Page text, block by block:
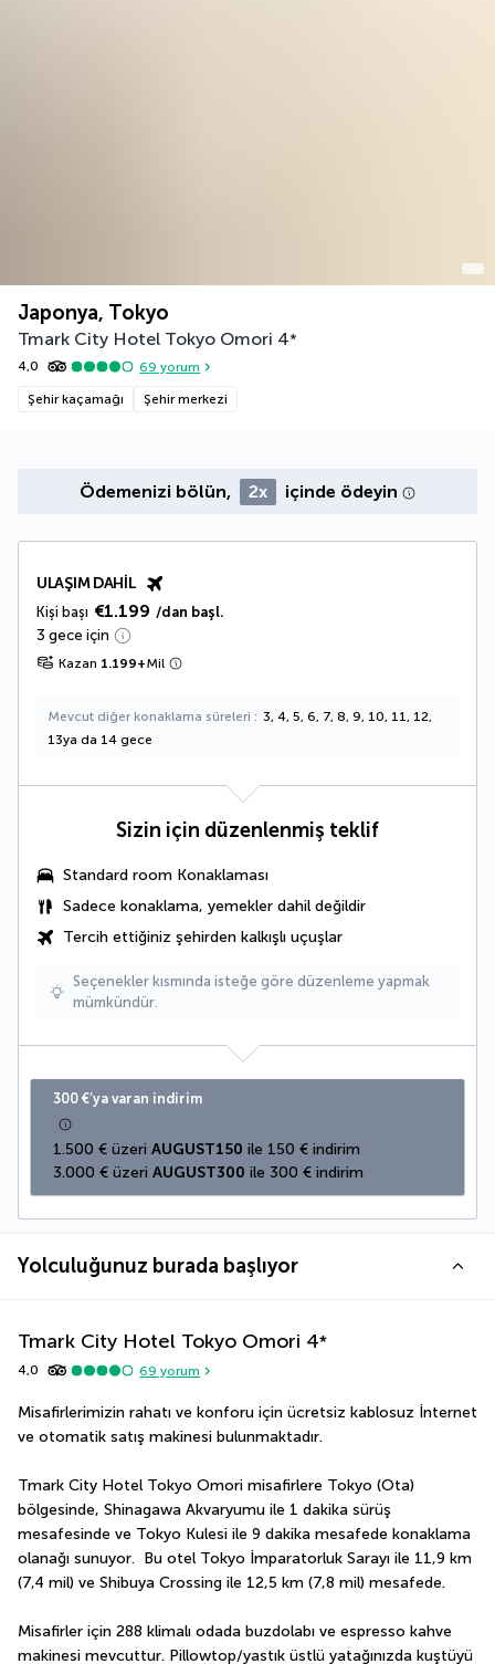
Japonya, Tokyo
Tmark City Hotel Tokyo Omori 4*
4,0 69 yorum
Şehir kaçamağı Şehir merkezi
Ödemenizi bölün, 2x içinde ödeyin
ULAŞIM DAHIL
Kişi başı €1.199 /dan başl.
3 gece için
Kazan 1.199+Mil
Mevcut diğer konaklama süreleri
3, 4, 5, 6, 7, 8, 9, 10, 11, 12,
13ya da 14 gece
Sizin için düzenlenmiş teklif
Standard room Konaklaması
Sadece konaklama, yemekler dahil değildir
Tercih ettiğiniz şehirden kalkışlı uçuşlar
Seçenekler kısmında isteğe göre düzenleme yapmak
mümkündür.
300 €’ya varan indirim
1.500 € üzeri AUGUST150 ile 150 € indirim
3.000 € üzeri AUGUST300 ile 300 € indirim
Yolculuğunuz burada başlıyor
Tmark City Hotel Tokyo Omori 4*
4,0 69 yorum
Misafirlerimizin rahatı ve konforu için ücretsiz kablosuz İnternet
ve otomatik satış makinesi bulunmaktadır.
Tmark City Hotel Tokyo Omori misafirlere Tokyo (Ota)
bölgesinde, Shinagawa Akvaryumu ile 1 dakika sürüş
mesafesinde ve Tokyo Kulesi ile 9 dakika mesafede konaklama
olanağı sunuyor.  Bu otel Tokyo İmparatorluk Sarayı ile 11,9 km
(7,4 mil) ve Shibuya Crossing ile 12,5 km (7,8 mil) mesafede.
Misafirler için 288 klimalı odada buzdolabı ve espresso kahve
makinesi mevcuttur. Pillowtop/yastık üstlü yatağınızda kuştüyü